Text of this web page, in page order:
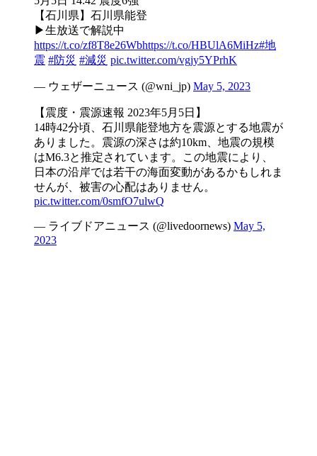
【石川県】石川県能登
▶生放送で解説中
https://t.co/zf8T8e26Wbhttps://t.co/HBUlA6MiHz#地
震 #防災 #減災 pic.twitter.com/vgjy5YPrhK
— ウェザーニュース (@wni_jp) May 5, 2023
【震度・震源速報 2023年5月5日】
14時42分頃、石川県能登地方を震源とする地震が
ありました。震源の深さは約10km、地震の規模
はM6.3と推定されています。この地震により、
日本の沿岸では若干の海面変動があるかもしれま
せんが、被害の心配はありません。
pic.twitter.com/0smfO7ulwQ
— ライブドアニュース (@livedoornews) May 5,
2023